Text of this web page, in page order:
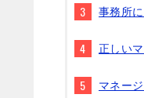
事務所
正しい
マネー